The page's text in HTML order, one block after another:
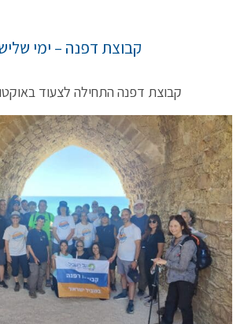
קבוצת דפנה – ימי
קבוצת דפנה התחילה לצעוד באוקטובר